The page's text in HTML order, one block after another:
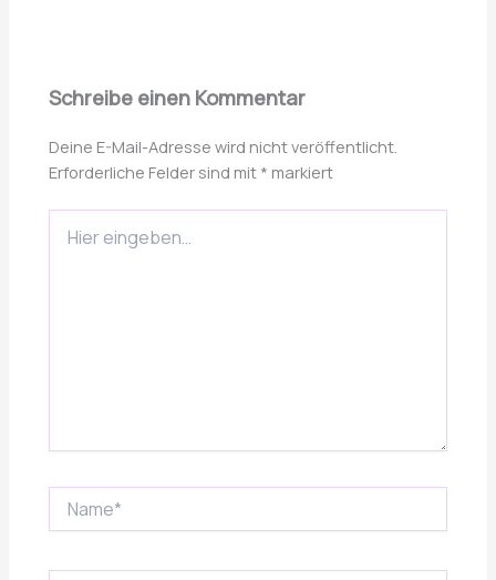
Schreibe einen Kommentar
Deine E-Mail-Adresse wird nicht veröffentlicht.
Erforderliche Felder sind mit * markiert
eingeben…